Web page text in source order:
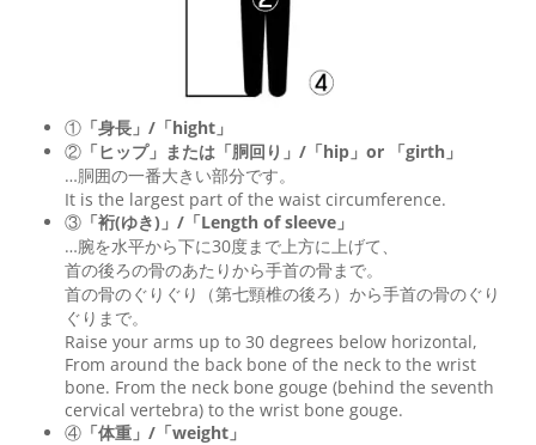
① 「身長」/「hight」
② 「ヒップ」または「胴回り」/「hip 」or 「girth 」
…胴囲の一番大きい部分です。
It is the largest part of the waist circumference.
③ 「裄(ゆき)」/「Length of sleeve」
…腕を水平から下に30度まで上方に上げて、
首の後ろの骨のあたりから手首の骨まで。
首の骨のぐりぐり（第七頸椎の後ろ）から手首の骨のぐり
ぐりまで。
Raise your arms up to 30 degrees below horizontal,
From around the back bone of the neck to the wrist
bone. From the neck bone gouge (behind the seventh
cervical vertebra) to the wrist bone gouge.
④ 「体重」/「weight」